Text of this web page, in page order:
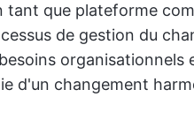
tant que plateforme
de gestion du
d'un changement